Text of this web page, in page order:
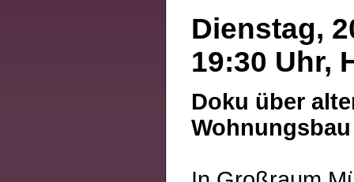
Dienstag,
19:30 Uhr,
Doku über
Wohnungsbau